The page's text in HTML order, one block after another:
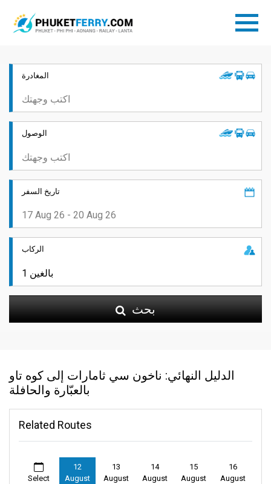
المغادرة
الوصول
تاريخ السفر
الركاب
بحث
الدليل النهائي: ناخون سي ثامارات إلى كوه تاو
بالعبّارة والحافلة
Related Routes
Select
12
August
13
August
14
August
15
August
16
August